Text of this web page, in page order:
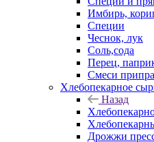
Имбирь,
Специи
Чеснок, лук
Соль,сода
Перец,
Смеси
Хлебопекарное
Назад
Дрожжи